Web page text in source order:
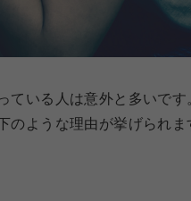
ている人は意外と多いで
ような理由が挙げられま